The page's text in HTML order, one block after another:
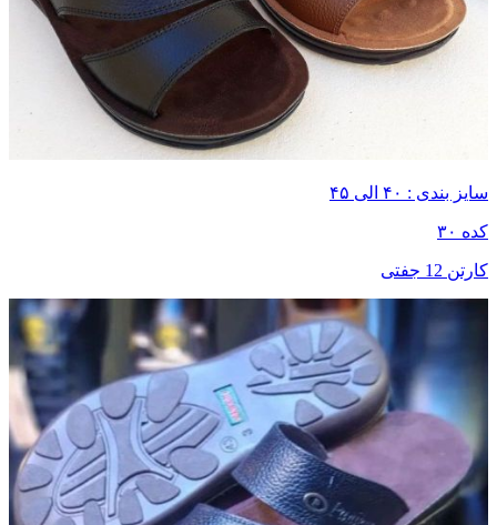
سایز بندی : ۴۰ الی ۴۵
کده ۳۰
کارتن 12 جفتی